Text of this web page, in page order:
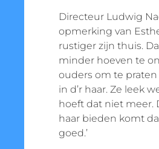
Directeur Ludwig
opmerking van
rustiger zijn thuis.
minder hoeven te
ouders om te praten
in d’r haar. Ze leek
hoeft dat niet meer.
haar bieden komt
goed.’